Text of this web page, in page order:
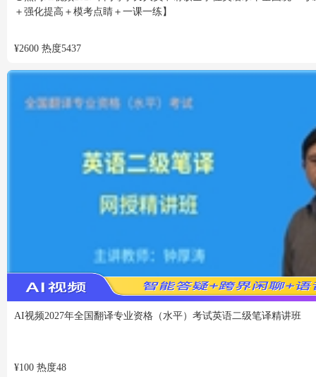
＋强化提高＋模考点睛＋一课一练】
¥2600 热度5437
免费
AI视频2027年全国翻译专业资格（水平）考试英语二级笔译精讲班
¥100 热度48